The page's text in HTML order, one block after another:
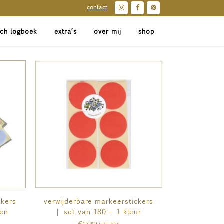
contact
logboek extra’s over mij shop
verwijderbare markeerstickers
| set van 180 – 1 kleur